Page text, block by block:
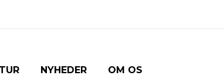
NYHEDER OM OS